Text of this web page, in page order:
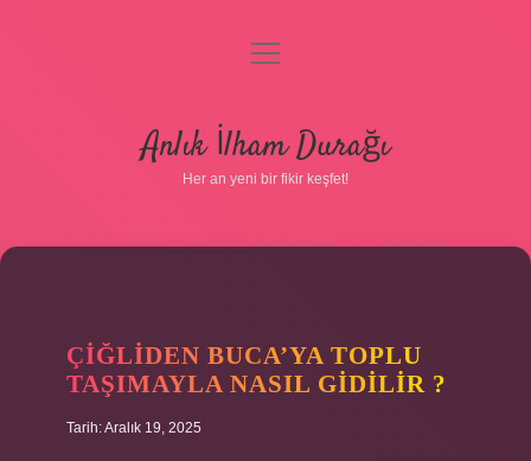
Gizlilik Politikası
Hakkımızda
menüyü
Anlık İlham Durağı
Her an yeni bir fikir keşfet!
ÇIĞLIDEN BUCA’YA TOPLU
TAŞIMAYLA NASIL GIDILIR ?
Tarih: Aralık 19, 2025